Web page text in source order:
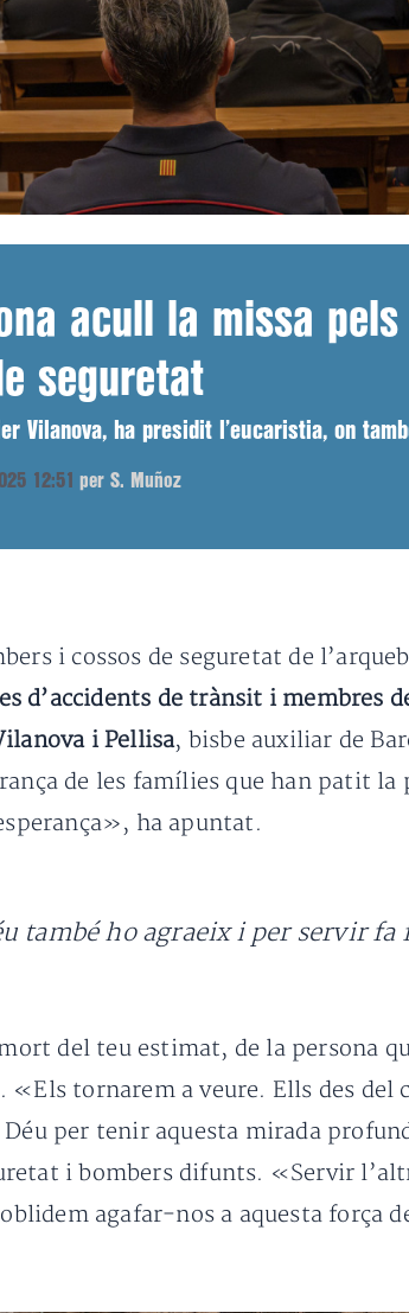
acull la missa
seguretat
Vilanova, ha presidit l’eucaristia, on
12:51 per S. Muñoz
i cossos de seguretat de
d’accidents de trànsit i membres
i Pellisa, bisbe auxiliar de
de les famílies que han patit
ha apuntat.
també ho agraeix i per servir
del teu estimat, de la persona
tornarem a veure. Ells des del
per tenir aquesta mirada
i bombers difunts. «Servir
agafar-nos a aquesta força